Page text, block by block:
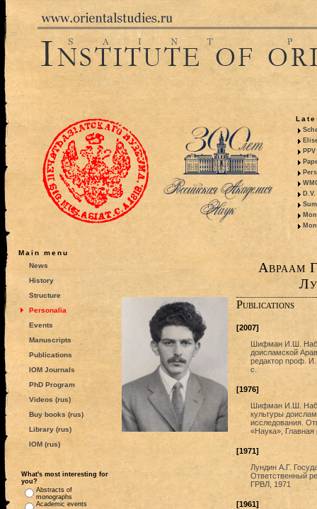
Main menu
News
History
Structure
Personalia
Events
Manuscripts
Publications
IOM Journals
PhD Program
Videos (rus)
Buy books (rus)
Library (rus)
IOM (rus)
What's most interesting for
you?
Abstracts of
monographs
Academic events
Авраам
Publications
[2007]
Шифман И.Ш.
доисламской
редактор проф.
с.
[1976]
Шифман И.Ш.
культуры
исследования.
«Наука», Главная
[1971]
Лундин А.Г.
Ответственный
ГРВЛ, 1971
[1961]